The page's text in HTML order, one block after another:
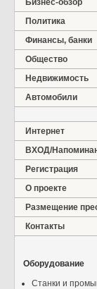
Бизнес-обзор
Политика
Финансы, банки
Общество
Недвижимость
Автомобили
Интернет
ВХОД/
Регистрация
О проекте
Размещение
Контакты
Оборудование
Станки и